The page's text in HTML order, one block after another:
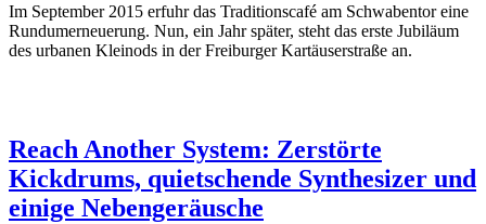
Im September 2015 erfuhr das Traditionscafé am Schwabentor eine
Rundumerneuerung. Nun, ein Jahr später, steht das erste Jubiläum
des urbanen Kleinods in der Freiburger Kartäuserstraße an.
Reach Another System: Zerstörte
Kickdrums, quietschende Synthesizer und
einige Nebengeräusche